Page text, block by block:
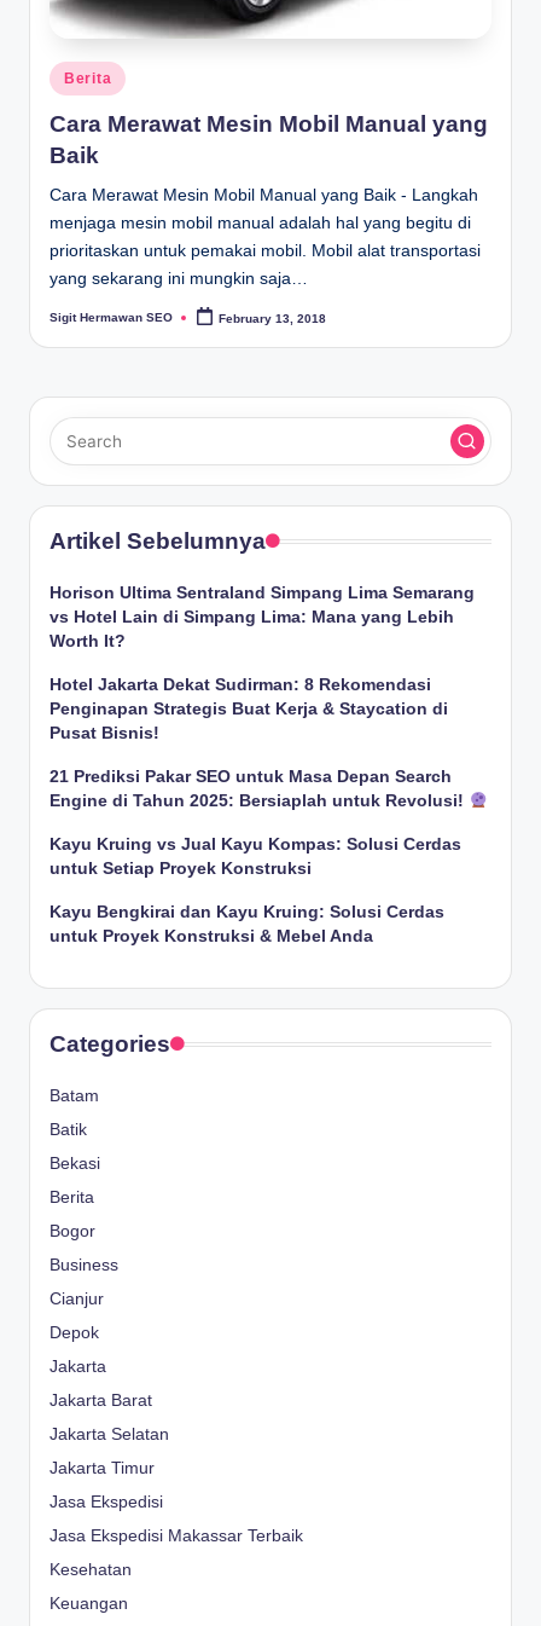
Posted
in
Berita
Cara Merawat Mesin Mobil Manual yang
Baik
Cara Merawat Mesin Mobil Manual yang Baik - Langkah
menjaga mesin mobil manual adalah hal yang begitu di
prioritaskan untuk pemakai mobil. Mobil alat transportasi
yang sekarang ini mungkin saja…
Posted
Sigit Hermawan SEO February 13, 2018
Artikel Sebelumnya
Horison Ultima Sentraland Simpang Lima Semarang
vs Hotel Lain di Simpang Lima: Mana yang Lebih
Worth It?
Hotel Jakarta Dekat Sudirman: 8 Rekomendasi
Penginapan Strategis Buat Kerja & Staycation di
Pusat Bisnis!
21 Prediksi Pakar SEO untuk Masa Depan Search
Engine di Tahun 2025: Bersiaplah untuk Revolusi!
Kayu Kruing vs Jual Kayu Kompas: Solusi Cerdas
untuk Setiap Proyek Konstruksi
Kayu Bengkirai dan Kayu Kruing: Solusi Cerdas
untuk Proyek Konstruksi & Mebel Anda
Categories
Batam
Batik
Bekasi
Berita
Bogor
Business
Cianjur
Depok
Jakarta
Jakarta Barat
Jakarta Selatan
Jakarta Timur
Jasa Ekspedisi
Jasa Ekspedisi Makassar Terbaik
Kesehatan
Keuangan